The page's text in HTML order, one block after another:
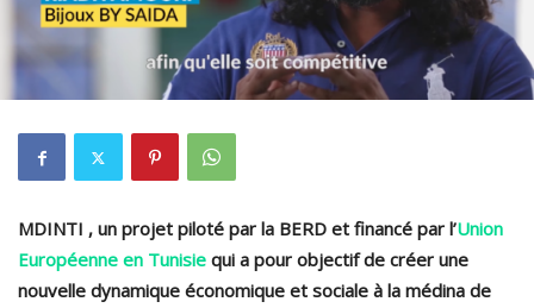
MDINTI , un projet piloté par la BERD et financé par l’Union
Européenne en Tunisie qui a pour objectif de créer une
nouvelle dynamique économique et sociale à la médina de